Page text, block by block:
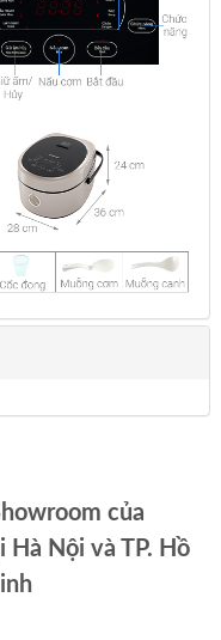
của
Hà Nội và TP. Hồ